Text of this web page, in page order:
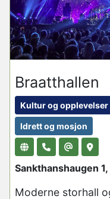
Braatthallen
Kultur og opplevelser
Idrett og mosjon
Sankthanshaugen
Moderne storhall